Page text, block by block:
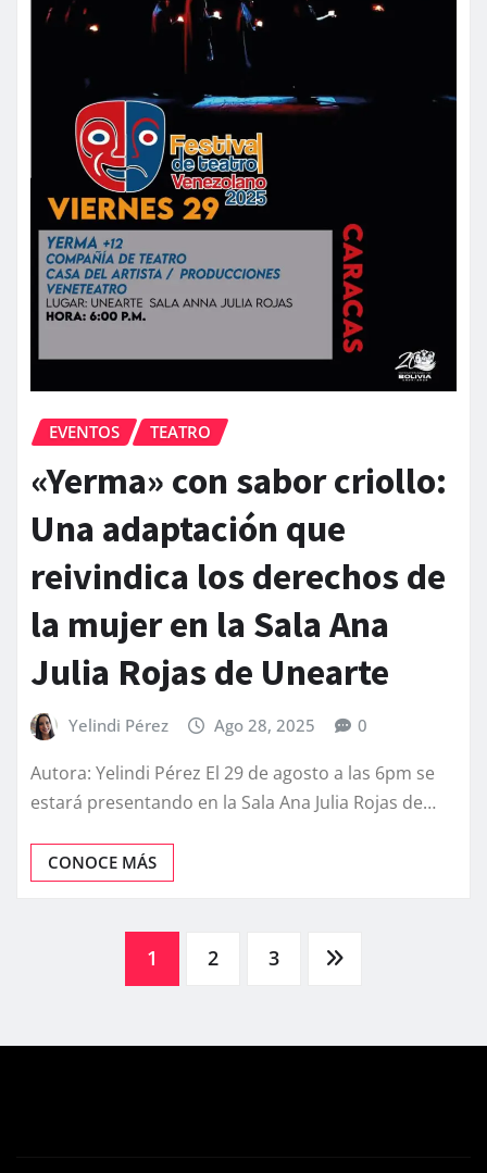
EVENTOS TEATRO
«Yerma» con sabor criollo:
Una adaptación que
reivindica los derechos de
la mujer en la Sala Ana
Julia Rojas de Unearte
Yelindi Pérez Ago 28, 2025 0
Autora: Yelindi Pérez El 29 de agosto a las 6pm se
estará presentando en la Sala Ana Julia Rojas de…
CONOCE MÁS
1 2 3